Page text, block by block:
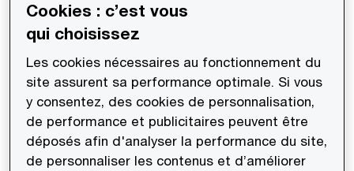
un large éventail d’expertises : conseil en gestion
et modélisation des risques, conseil en
management, opérations financières et sujets
complexes…
Cookies : c’est vous
qui choisissez
Les cookies nécessaires au fonctionnement du
site assurent sa performance optimale. Si vous
y consentez, des cookies de personnalisation,
de performance et publicitaires peuvent être
déposés afin d'analyser la performance du site,
de personnaliser les contenus et d’améliorer